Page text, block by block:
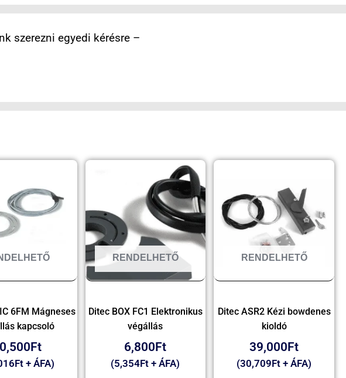
szerezni egyedi kérésre –
6FM Mágneses
kapcsoló
Ft
Ft+ ÁFA)
RENDELHETŐ
Ditec BOX FC1 Elektronikus
végállás
6,800Ft
(5,354Ft + ÁFA)
RENDELHETŐ
Ditec ASR2 Kézi bowdenes
kioldó
39,000Ft
(30,709Ft + ÁFA)